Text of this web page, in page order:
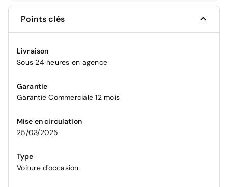
Points clés
Livraison
Sous 24 heures en agence
Garantie
Garantie Commerciale 12 mois
Mise en circulation
25/03/2025
Type
Voiture d'occasion